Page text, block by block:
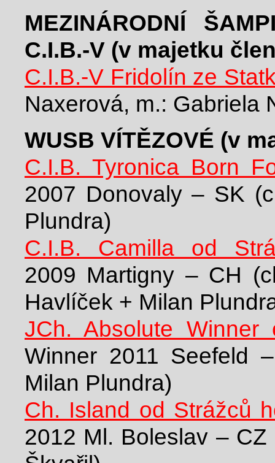
MEZINÁRODNÍ
C.I.B.-V (v majetku
C.I.B.-V Fridolín ze
Naxerová, m.: Gabriela
WUSB VÍTĚZOVÉ (v
C.I.B. Tyronica Born
2007 Donovaly – SK
Plundra)
C.I.B. Camilla od
2009 Martigny – CH
Havlíček + Milan
JCh. Absolute Winner
Winner 2011 Seefeld
Milan Plundra)
Ch. Island od Strážců
2012 Ml. Boleslav –